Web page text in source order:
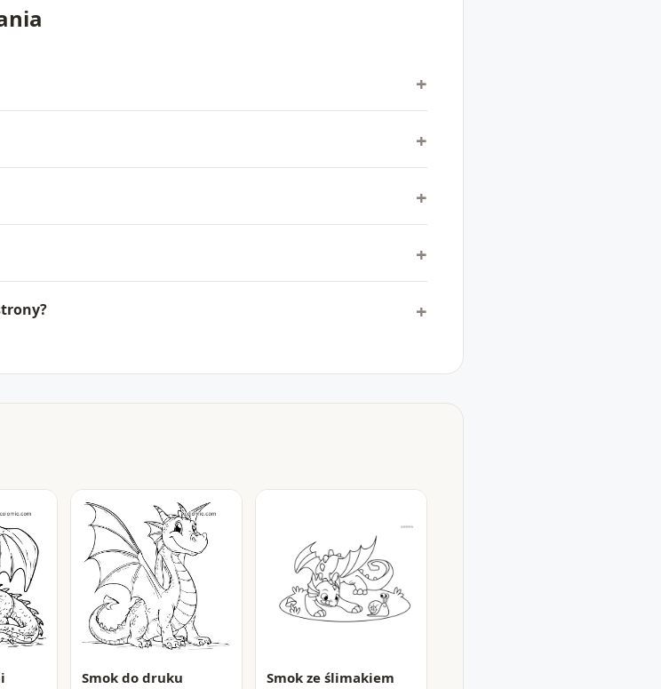
Smok do druku Smok ze ślimakiem